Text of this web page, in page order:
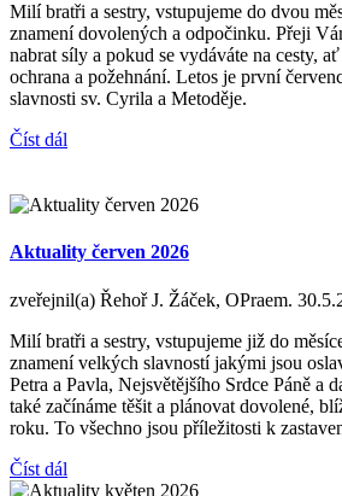
Milí bratři a sestry, vstupujeme do dvou
znamení dovolených a odpočinku. Přeji
nabrat síly a pokud se vydáváte na cesty,
ochrana a požehnání. Letos je první
slavnosti sv. Cyrila a Metoděje.
Číst dál
Aktuality červen 2026
zveřejnil(a) Řehoř J. Žáček, OPraem.
Milí bratři a sestry, vstupujeme již do
znamení velkých slavností jakými jsou
Petra a Pavla, Nejsvětějšího Srdce Páně a
také začínáme těšit a plánovat dovolené,
roku. To všechno jsou příležitosti k
Číst dál